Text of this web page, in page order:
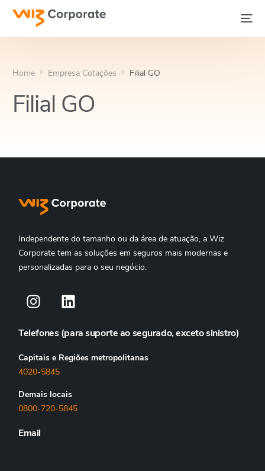
Home Empresa Cotações Filial GO
Filial GO
Independente do tamanho ou da área de atuação, a Wiz
Corporate tem as soluções em seguros mais modernas e
personalizadas para o seu negócio.
Telefones (para suporte ao segurado, exceto sinistro)
Capitais e Regiões metropolitanas
4020-5845
Demais locais
0800-720-5845
Email